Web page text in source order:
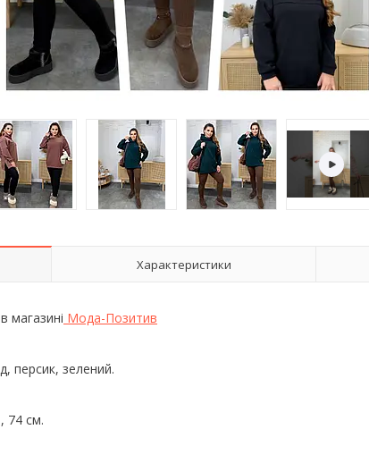
Характеристики
магазині Мода-Позитив
персик, зелений.
74 см.